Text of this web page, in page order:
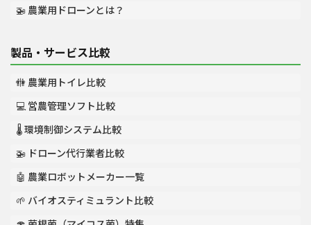
🚁 農業用ドローンとは？
製品・サービス比較
🚻 農業用トイレ比較
💻 営農管理ソフト比較
🌡️ 環境制御システム比較
🚁 ドローン代行業者比較
🤖 農業ロボットメーカー一覧
🌱 バイオスティミュラント比較